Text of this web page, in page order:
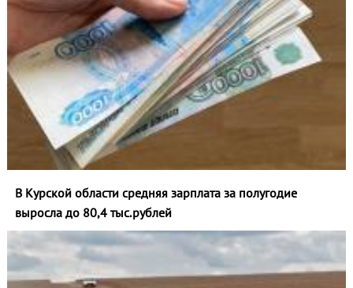
В Курской области средняя зарплата за полугодие
выросла до 80,4 тыс.рублей